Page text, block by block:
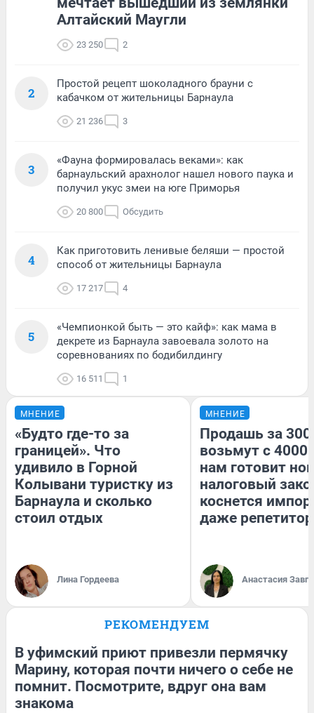
Алтайский Маугли
23 250 2
2
Простой рецепт шоколадного брауни с
кабачком от жительницы Барнаула
21 236 3
3
«Фауна формировалась веками»: как
барнаульский арахнолог нашел нового паука и
получил укус змеи на юге Приморья
20 800 Обсудить
4
Как приготовить ленивые беляши — простой
способ от жительницы Барнаула
17 217 4
5
«Чемпионкой быть — это кайф»: как мама в
декрете из Барнаула завоевала золото на
соревнованиях по бодибилдингу
16 511 1
МНЕНИЕ
«Будто где-то за
границей». Что
удивило в Горной
Колывани туристку из
Барнаула и сколько
стоил отдых
Лина Гордеева
МНЕНИЕ
Продашь за
возьмут с
нам готовит
налоговый
коснется
даже
Анастасия
РЕКОМЕНДУЕМ
В уфимский приют привезли пермячку
Марину, которая почти ничего о себе не
помнит. Посмотрите, вдруг она вам
знакома